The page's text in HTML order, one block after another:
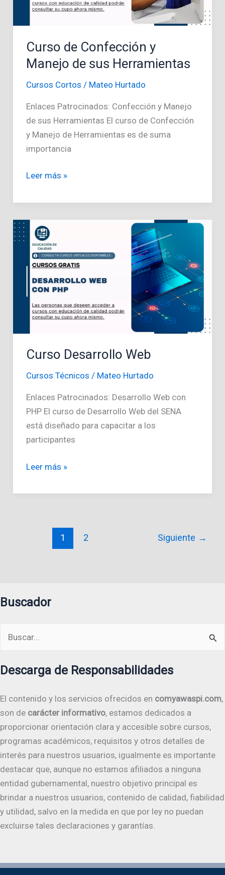
Curso de Confección y
Manejo de sus Herramientas
Cursos Cortos / Mateo Hurtado
Enlaces Patrocinados: Confección y Manejo
de sus Herramientas El curso de Confección
y Manejo de Herramientas es de suma
importancia
Curso
Confección
y
Manejo
de
sus
Leer más »
Curso Desarrollo Web
Cursos Técnicos / Mateo Hurtado
Enlaces Patrocinados: Desarrollo Web con
PHP El curso de Desarrollo Web del SENA
está diseñado para capacitar a los
participantes
Curso
Web
Leer más »
1 2 Siguiente →
Buscador
Descarga de Responsabilidades
El contenido y los servicios ofrecidos en comyawaspi.com,
son de carácter informativo, estamos dedicados a
proporcionar orientación clara y accesible sobre cursos,
programas académicos, requisitos y otros detalles de
interés para nuestros usuarios, igualmente es importante
destacar que, aunque no estamos afiliados a ninguna
entidad gubernamental, nuestro objetivo principal es
brindar a nuestros usuarios, contenido de calidad, fiabilidad
y utilidad, salvo en la medida en que por ley no puedan
excluirse tales declaraciones y garantías.